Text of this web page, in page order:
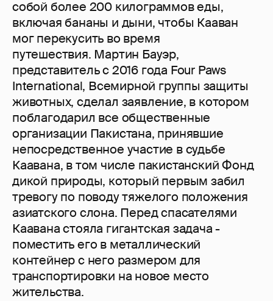
собой более 200 килограммов еды,
включая бананы и дыни, чтобы Кааван
мог перекусить во время
путешествия. Мартин Бауэр,
представитель с 2016 года Four Paws
International, Всемирной группы защиты
животных, сделал заявление, в котором
поблагодарил все общественные
организации Пакистана, принявшие
непосредственное участие в судьбе
Каавана, в том числе пакистанский Фонд
дикой природы, который первым забил
тревогу по поводу тяжелого положения
азиатского слона. Перед спасателями
Каавана стояла гигантская задача -
поместить его в металлический
контейнер с него размером для
транспортировки на новое место
жительства.